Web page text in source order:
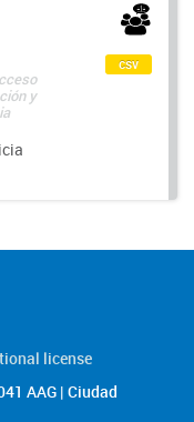
y
csv
license
AAG | Ciudad